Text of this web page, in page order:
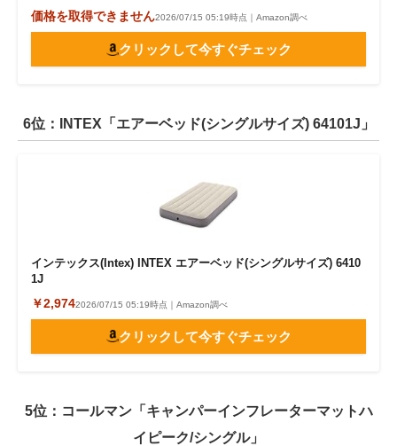
価格を取得できません2026/07/15 05:19時点｜Amazon調べ
クリックして今すぐチェック
6位：INTEX「エアーベッド(シングルサイズ) 64101J」
インテックス(Intex) INTEX エアーベッド(シングルサイズ) 6410
1J
￥2,9742026/07/15 05:19時点｜Amazon調べ
クリックして今すぐチェック
5位：コールマン「キャンパーインフレーターマットハ
イピーク/シングル」